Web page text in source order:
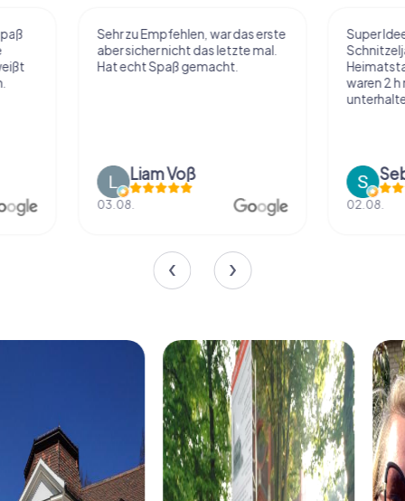
Sehr zu Empfehlen, war das erste
aber sicher nicht das letzte mal.
Hat echt Spaß gemacht.
Liam Voß
Super Idee. Wir
Schnitzeljagd in
Heimatstadt
waren 2 h mit
unterhalten